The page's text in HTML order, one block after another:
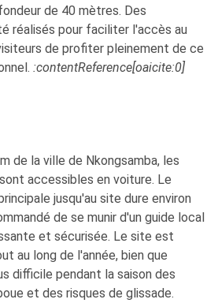
de 40 mètres. Des
réalisés pour faciliter l'accès au
de profiter pleinement de ce
​:contentReference[oaicite:0]
de la ville de Nkongsamba, les
accessibles en voiture. Le
jusqu'au site dure environ
de se munir d'un guide local
et sécurisée. Le site est
au long de l'année, bien que
difficile pendant la saison des
et des risques de glissade.